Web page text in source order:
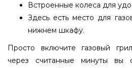
Встроенные колеса для
Здесь есть место для
нижнем шкафу.
Просто включите газовый
через считанные минуты вы